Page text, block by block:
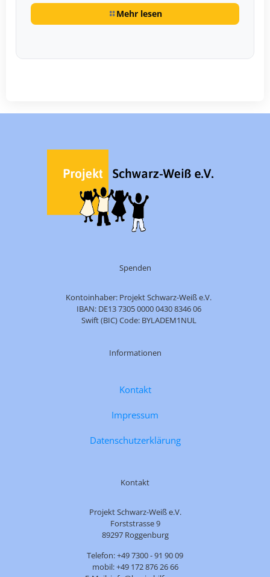
Mehr lesen
Spenden
Kontoinhaber: Projekt Schwarz-Weiß e.V.
IBAN: DE13 7305 0000 0430 8346 06
Swift (BIC) Code: BYLADEM1NUL
Informationen
Kontakt
Impressum
Datenschutzerklärung
Kontakt
Projekt Schwarz-Weiß e.V.
Forststrasse 9
89297 Roggenburg
Telefon: +49 7300 - 91 90 09
mobil: +49 172 876 26 66